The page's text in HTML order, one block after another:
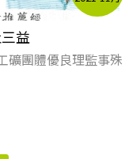
益
礦團體優良理監事殊